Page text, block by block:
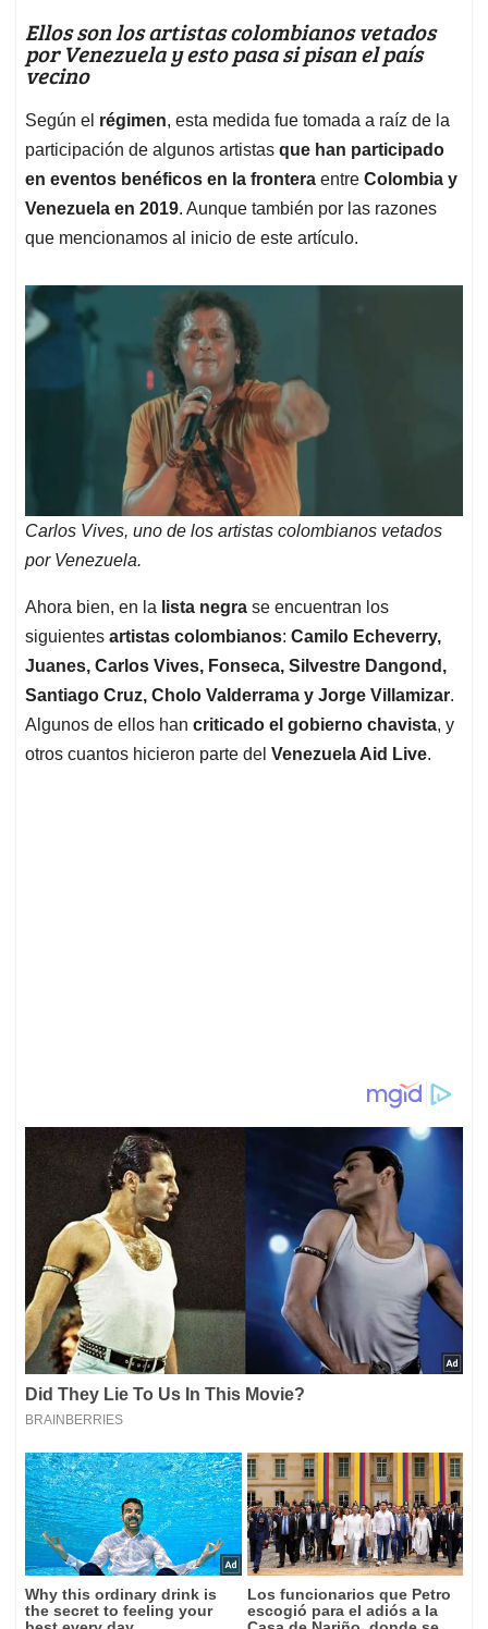
Ellos son los artistas colombianos vetados
por Venezuela y esto pasa si pisan el país
vecino
Según el régimen, esta medida fue tomada a raíz de la
participación de algunos artistas que han participado
en eventos benéficos en la frontera entre Colombia y
Venezuela en 2019. Aunque también por las razones
que mencionamos al inicio de este artículo.
Carlos Vives, uno de los artistas colombianos vetados
por Venezuela.
Ahora bien, en la lista negra se encuentran los
siguientes artistas colombianos: Camilo Echeverry,
Juanes, Carlos Vives, Fonseca, Silvestre Dangond,
Santiago Cruz, Cholo Valderrama y Jorge Villamizar.
Algunos de ellos han criticado el gobierno chavista, y
otros cuantos hicieron parte del Venezuela Aid Live.